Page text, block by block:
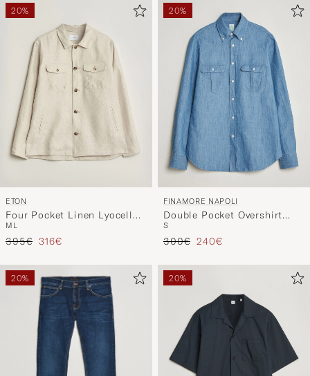
20%
ETON
Four Pocket Linen Lyocell
Shirt Jacket Off White
M L
Regulärer Preis
395€ Reduzierter Preis
316€
20%
FINAMORE NAPOLI
Double Pocket Overshirt
Light Blue
S
Regulärer Preis
300€ Reduzierter Preis
240€
20% 20%